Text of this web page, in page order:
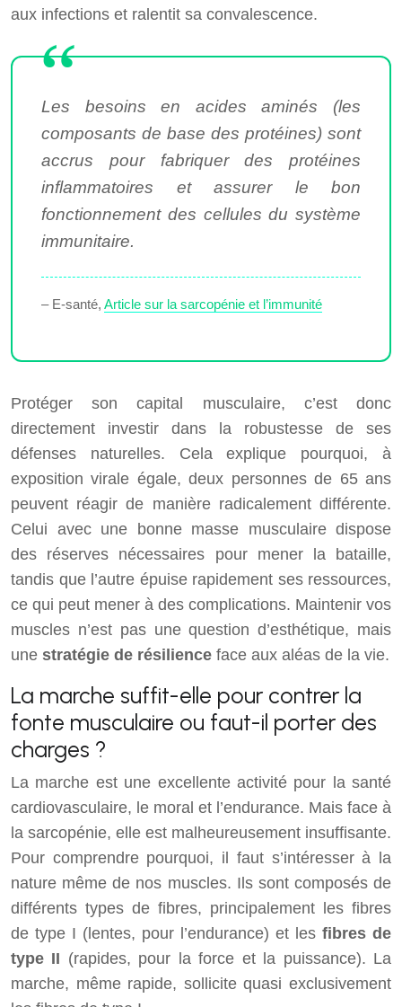
aux infections et ralentit sa convalescence.
Les besoins en acides aminés (les
composants de base des protéines) sont
accrus pour fabriquer des protéines
inflammatoires et assurer le bon
fonctionnement des cellules du système
immunitaire.
– E-santé, Article sur la sarcopénie et l’immunité
Protéger son capital musculaire, c’est donc
directement investir dans la robustesse de ses
défenses naturelles. Cela explique pourquoi, à
exposition virale égale, deux personnes de 65 ans
peuvent réagir de manière radicalement différente.
Celui avec une bonne masse musculaire dispose
des réserves nécessaires pour mener la bataille,
tandis que l’autre épuise rapidement ses ressources,
ce qui peut mener à des complications. Maintenir vos
muscles n’est pas une question d’esthétique, mais
une stratégie de résilience face aux aléas de la vie.
La marche suffit-elle pour contrer la
fonte musculaire ou faut-il porter des
charges ?
La marche est une excellente activité pour la santé
cardiovasculaire, le moral et l’endurance. Mais face à
la sarcopénie, elle est malheureusement insuffisante.
Pour comprendre pourquoi, il faut s’intéresser à la
nature même de nos muscles. Ils sont composés de
différents types de fibres, principalement les fibres
de type I (lentes, pour l’endurance) et les fibres de
type II (rapides, pour la force et la puissance). La
marche, même rapide, sollicite quasi exclusivement